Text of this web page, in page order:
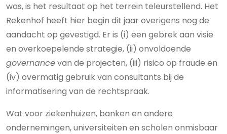
was, is het resultaat op het terrein teleurstellend. Het
Rekenhof heeft hier begin dit jaar overigens nog de
aandacht op gevestigd. Er is (i) een gebrek aan visie
en overkoepelende strategie, (ii) onvoldoende
governancevan de projecten, (iii) risico op fraude en
(iv) overmatig gebruik van consultants bij de
informatisering van de rechtspraak.
Wat voor ziekenhuizen, banken en andere
ondernemingen, universiteiten en scholen onmisbaar